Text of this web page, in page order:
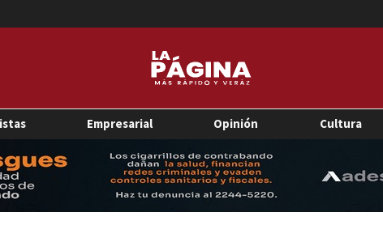
Empresarial Opinión Cultura